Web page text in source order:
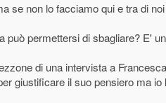
se non lo facciamo qui e tra di
può permettersi di sbagliare? E'
di una intervista a
giustificare il suo pensiero ma